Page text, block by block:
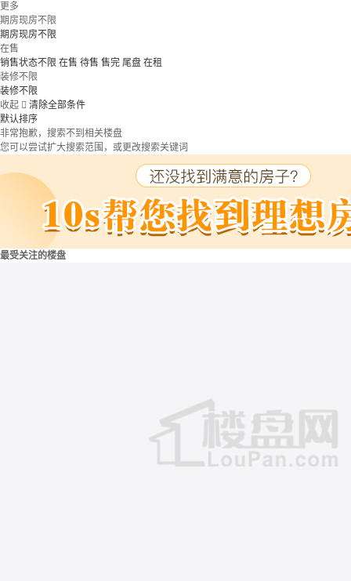
更多
期房现房不限
期房现房不限
在售
销售状态不限 在售 待售 售完 尾盘 在租
装修不限
装修不限
收起  清除全部条件
默认排序
非常抱歉，搜索不到相关楼盘
您可以尝试扩大搜索范围，或更改搜索关键词
最受关注的楼盘